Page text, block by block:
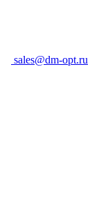
sales@dm-opt.ru